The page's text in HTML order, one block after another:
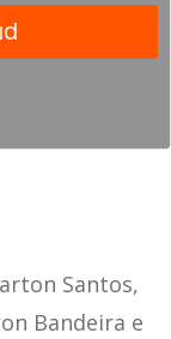
Santos,
Bandeira e